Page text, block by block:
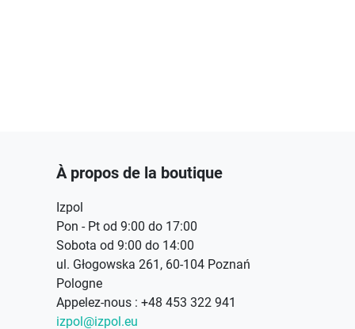
À propos de la boutique
Izpol
Pon - Pt od 9:00 do 17:00
Sobota od 9:00 do 14:00
ul. Głogowska 261, 60-104 Poznań
Pologne
Appelez-nous : +48 453 322 941
izpol@izpol.eu